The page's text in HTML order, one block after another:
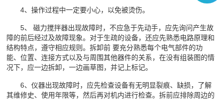
4、操作过程中一定要小心，以免被烫伤。
5、 磁力搅拌器出现故障时，不应急于先动手，应先询问产生故
障的前后经过及故障现象。对于生疏的设备，还应先熟悉电路原理和
结构特点，遵守相应规则。拆卸前 要充分熟悉每个电气部件的功
能、位置、连接方式以及与周围其他器件的关系，在没有组装图的情
况下，应一边拆卸，一边画草图，并记上标记。
6、仪器出现故障时，应先检查设备有无明显裂痕、缺损，了解
其维修史、使用年限等，然后再对机内进行检查。拆前应排除周边的